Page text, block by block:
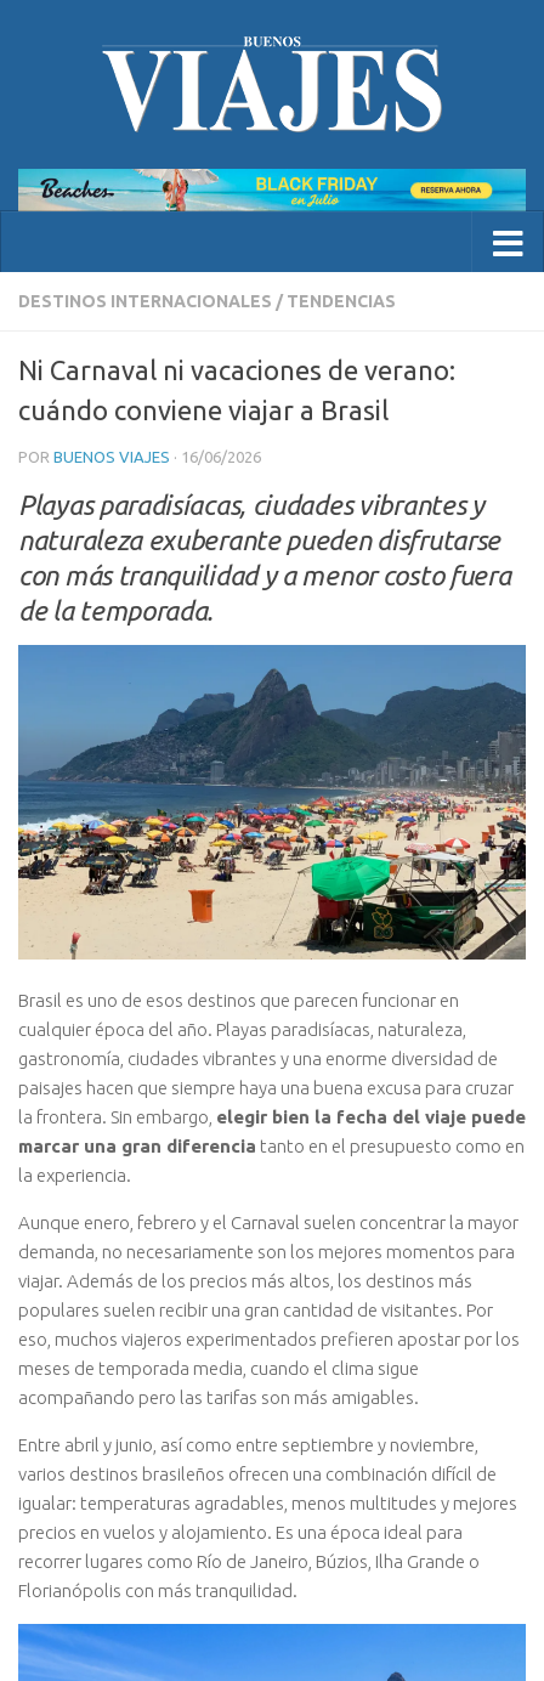
DESTINOS INTERNACIONALES / TENDENCIAS
Ni Carnaval ni vacaciones de verano:
cuándo conviene viajar a Brasil
POR BUENOS VIAJES · 16/06/2026
Playas paradisíacas, ciudades vibrantes y
naturaleza exuberante pueden disfrutarse
con más tranquilidad y a menor costo fuera
de la temporada.
Brasil es uno de esos destinos que parecen funcionar en
cualquier época del año. Playas paradisíacas, naturaleza,
gastronomía, ciudades vibrantes y una enorme diversidad de
paisajes hacen que siempre haya una buena excusa para cruzar
la frontera. Sin embargo, elegir bien la fecha del viaje puede
marcar una gran diferencia tanto en el presupuesto como en
la experiencia.
Aunque enero, febrero y el Carnaval suelen concentrar la mayor
demanda, no necesariamente son los mejores momentos para
viajar. Además de los precios más altos, los destinos más
populares suelen recibir una gran cantidad de visitantes. Por
eso, muchos viajeros experimentados prefieren apostar por los
meses de temporada media, cuando el clima sigue
acompañando pero las tarifas son más amigables.
Entre abril y junio, así como entre septiembre y noviembre,
varios destinos brasileños ofrecen una combinación difícil de
igualar: temperaturas agradables, menos multitudes y mejores
precios en vuelos y alojamiento. Es una época ideal para
recorrer lugares como Río de Janeiro, Búzios, Ilha Grande o
Florianópolis con más tranquilidad.